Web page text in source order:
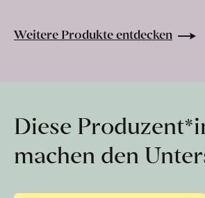
Weitere Produkte entdecken
Diese
machen den